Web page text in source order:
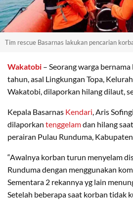
Tim rescue Basarnas lakukan pencarian
Wakatobi – Seorang warga
tahun, asal Lingkungan Topa,
Wakatobi, dilaporkan hilang dilaut,
Kepala Basarnas Kendari, Aris
dilaporkan tenggelamdan hilang
perairan Pulau Runduma,
“Awalnya korban turun menyelam
Runduma dengan menggunakan
Sementara 2 rekannya yg lain
Setelah beberapa saat korban tidak